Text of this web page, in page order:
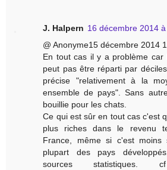
J. Halpern 16 décembre 2014 à
@ Anonyme15 décembre 2014
En tout cas il y a problème car
peut pas être réparti par
précise "relativement à la
ensemble de pays". Sans
bouillie pour les chats.
Ce qui est sûr en tout cas c'est
plus riches dans le revenu
France, même si c'est moins
plupart des pays
sources statistiques.